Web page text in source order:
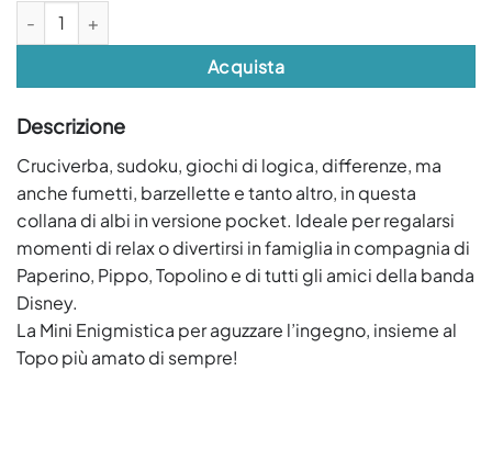
Mini Enigmistica con Topolino quantità
Acquista
Descrizione
Cruciverba, sudoku, giochi di logica, differenze, ma
anche fumetti, barzellette e tanto altro, in questa
collana di albi in versione pocket. Ideale per regalarsi
momenti di relax o divertirsi in famiglia in compagnia di
Paperino, Pippo, Topolino e di tutti gli amici della banda
Disney.
La Mini Enigmistica per aguzzare l’ingegno, insieme al
Topo più amato di sempre!